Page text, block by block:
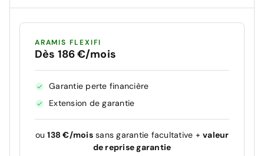
ARAMIS FLEXIFI
Dès 186 €/mois
Garantie perte financière
Extension de garantie
ou138 €/moissans garantie facultative + valeur
de reprise garantie